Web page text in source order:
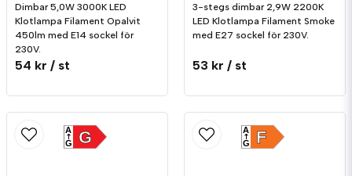
Dimbar 5,0W 3000K LED
Klotlampa Filament Opalvit
450lm med E14 sockel för
230V.
54 kr / st
3-stegs dimbar 2,9W 2200K
LED Klotlampa Filament Smoke
med E27 sockel för 230V.
53 kr / st
G
A
G F
A
G